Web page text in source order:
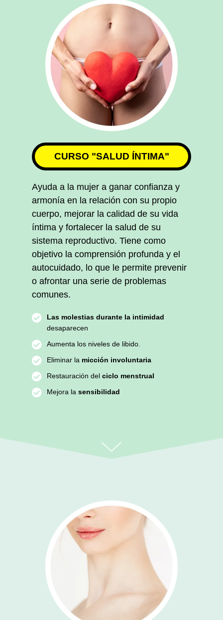
CURSO "SALUD ÍNTIMA"
Ayuda a la mujer a ganar confianza y
armonía en la relación con su propio
cuerpo, mejorar la calidad de su vida
íntima y fortalecer la salud de su
sistema reproductivo. Tiene como
objetivo la comprensión profunda y el
autocuidado, lo que le permite prevenir
o afrontar una serie de problemas
comunes.
Las molestias durante la intimidad
desaparecen
Aumenta los niveles de libido.
Eliminar la micción involuntaria
Restauración del ciclo menstrual
Mejora la sensibilidad